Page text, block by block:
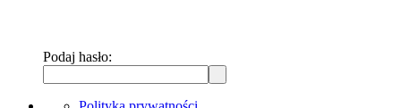
Podaj hasło: